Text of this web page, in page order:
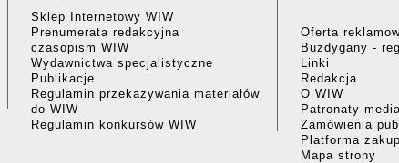
Sklep Internetowy WIW
Prenumerata redakcyjna
czasopism WIW
Wydawnictwa specjalistyczne
Publikacje
Regulamin przekazywania materiałów
do WIW
Regulamin konkursów WIW
Oferta
Buzdygany -
Linki
Redakcja
O WIW
Patronaty
Zamówienia
Platforma
Mapa strony